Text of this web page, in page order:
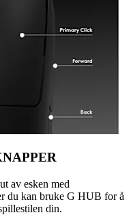
av esken med
du kan bruke G HUB for å
din.